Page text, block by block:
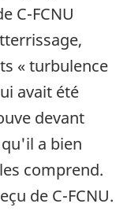
C-FCNU
« turbulence
avait été
devant
a bien
comprend.
de C-FCNU.